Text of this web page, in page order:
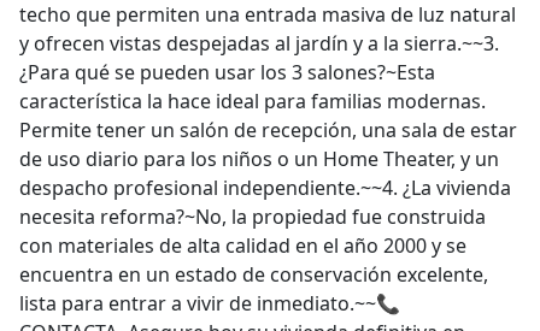
techo que permiten una entrada masiva de luz natural
y ofrecen vistas despejadas al jardín y a la sierra.~~3.
¿Para qué se pueden usar los 3 salones?~Esta
característica la hace ideal para familias modernas.
Permite tener un salón de recepción, una sala de estar
de uso diario para los niños o un Home Theater, y un
despacho profesional independiente.~~4. ¿La vivienda
necesita reforma?~No, la propiedad fue construida
con materiales de alta calidad en el año 2000 y se
encuentra en un estado de conservación excelente,
lista para entrar a vivir de inmediato.~~📞